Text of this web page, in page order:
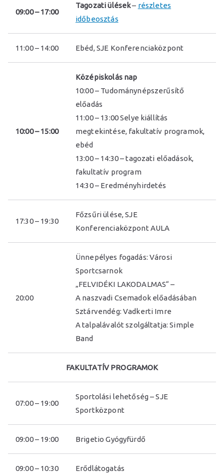
09:00 – 17:00
Tagozati ülések– részletes
időbeosztás
11:00 – 14:00 Ebéd, SJE Konferenciaközpont
10:00 – 15:00
Középiskolás nap
10:00 – Tudománynépszerűsítő
előadás
11:00 – 13:00 Selye kiállítás
megtekintése, fakultatív programok,
ebéd
13:00 – 14:30 – tagozati előadások,
fakultatív program
14:30 – Eredményhirdetés
17:30 – 19:30
Főzsűri ülése, SJE
Konferenciaközpont AULA
20:00
Ünnepélyes fogadás: Városi
Sportcsarnok
„FELVIDÉKI LAKODALMAS“ –
A naszvadi Csemadok előadásában
Sztárvendég: Vadkerti Imre
A talpalávalót szolgáltatja: Simple
Band
FAKULTATÍV PROGRAMOK
07:00 – 19:00
Sportolási lehetőség – SJE
Sportközpont
09:00 – 19:00 Brigetio Gyógyfürdő
09:00 – 10:30 Erődlátogatás